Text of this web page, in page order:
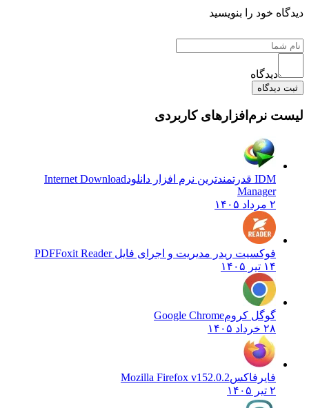
خود را بنویسید
دیدگاه
ثبت دیدگاه
نرم‌افزارهای کاربردی
IDM قدرتمندترین نرم افزار دانلود
Internet Download
Manager
فوکسیت ریدر مدیریت و اجرای فایل PDFFoxit Reader
۱۴ تیر ۱۴۰۵
گوگل کرومGoogle Chrome
۲۸ خرداد ۱۴۰۵
فایرفاکسMozilla Firefox v152.0.2